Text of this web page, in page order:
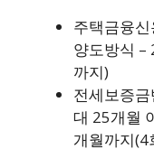
주택금융
양도방식 –
까지)
전세보증
대 25개월
개월까지(4